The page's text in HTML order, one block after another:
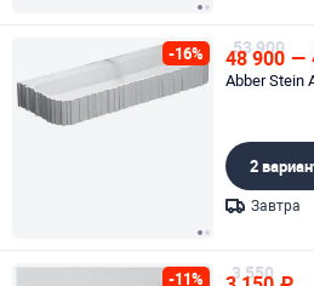
-16% 53 900
48 900 —
Abber Stein
2
Завтра
-11% 3 550